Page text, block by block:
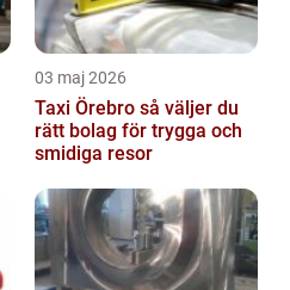
03 maj 2026
Taxi Örebro så väljer du
rätt bolag för trygga och
smidiga resor